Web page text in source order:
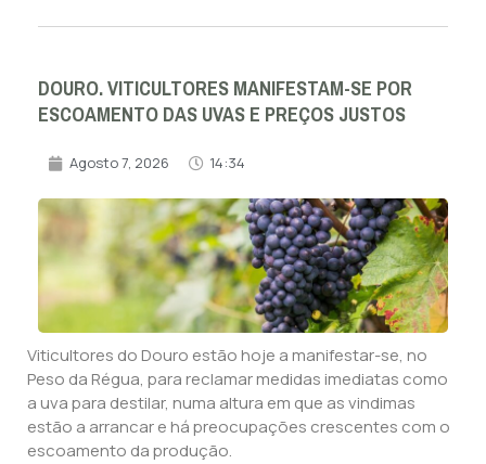
DOURO. VITICULTORES MANIFESTAM-SE POR
ESCOAMENTO DAS UVAS E PREÇOS JUSTOS
Agosto 7, 2026 14:34
Viticultores do Douro estão hoje a manifestar-se, no
Peso da Régua, para reclamar medidas imediatas como
a uva para destilar, numa altura em que as vindimas
estão a arrancar e há preocupações crescentes com o
escoamento da produção.